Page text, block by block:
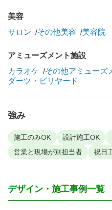
美容
サロン
その他美容 美容院
アミューズメント施設
カラオケ
その他アミューズ
ダーツ・ビリヤード
強み
施工のみOK 設計施工OK
営業と現場が別担当者
祝日
デザイン・施工事例一覧